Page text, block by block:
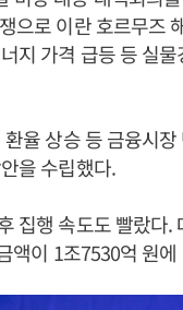
으로 이란 호르무즈
지 가격 급등 등 실
환율 상승 등 금융시
을 수립했다.
집행 속도도 빨랐다.
액이 1조7530억 원